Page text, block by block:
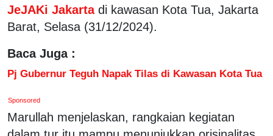
JeJAKi Jakarta di kawasan Kota Tua, Jakarta
Barat, Selasa (31/12/2024).
Baca Juga :
Pj Gubernur Teguh Napak Tilas di Kawasan Kota Tua
Sponsored
Marullah menjelaskan, rangkaian kegiatan